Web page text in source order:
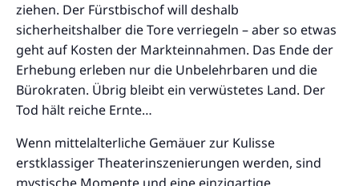
ziehen. Der Fürstbischof will deshalb
sicherheitshalber die Tore verriegeln – aber so etwas
geht auf Kosten der Markteinnahmen. Das Ende der
Erhebung erleben nur die Unbelehrbaren und die
Bürokraten. Übrig bleibt ein verwüstetes Land. Der
Tod hält reiche Ernte…
Wenn mittelalterliche Gemäuer zur Kulisse
erstklassiger Theaterinszenierungen werden, sind